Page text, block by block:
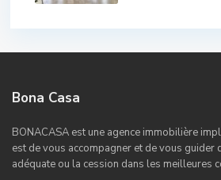
Bona Casa
BONACASA est une agence immobilière
est de vous accompagner et de vous guider
adéquate ou la cession dans les meilleures